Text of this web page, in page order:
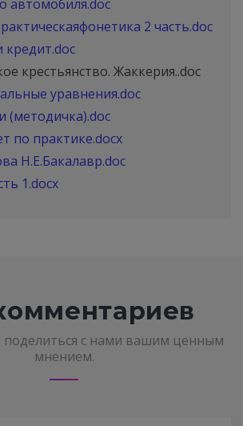
автомобиля.doc
2 часть.doc
крестьянство. Жаккерия..doc
уравнения.doc
(методичка).doc
по практике.docx
Н.Е.Бакалавр.doc
1.docx
поделиться с нами вашим ценным
мнением.